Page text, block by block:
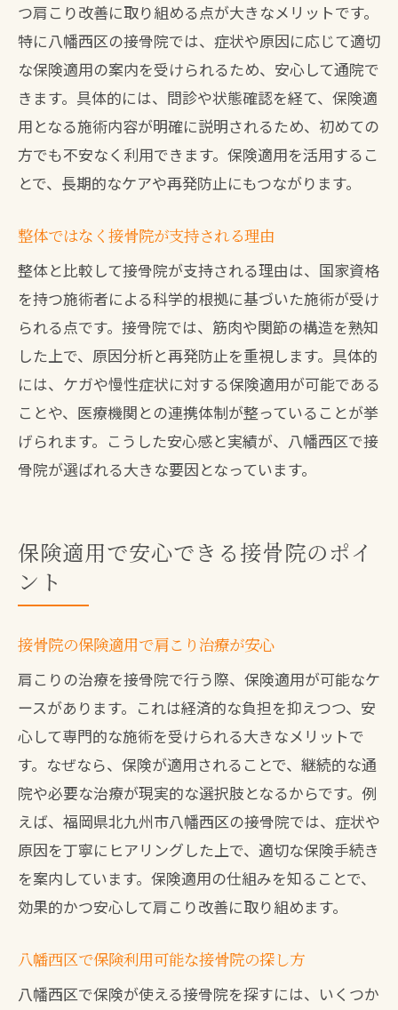
つ肩こり改善に取り組める点が大きなメリットです。
特に八幡西区の接骨院では、症状や原因に応じて適切
な保険適用の案内を受けられるため、安心して通院で
きます。具体的には、問診や状態確認を経て、保険適
用となる施術内容が明確に説明されるため、初めての
方でも不安なく利用できます。保険適用を活用するこ
とで、長期的なケアや再発防止にもつながります。
整体ではなく接骨院が支持される理由
整体と比較して接骨院が支持される理由は、国家資格
を持つ施術者による科学的根拠に基づいた施術が受け
られる点です。接骨院では、筋肉や関節の構造を熟知
した上で、原因分析と再発防止を重視します。具体的
には、ケガや慢性症状に対する保険適用が可能である
ことや、医療機関との連携体制が整っていることが挙
げられます。こうした安心感と実績が、八幡西区で接
骨院が選ばれる大きな要因となっています。
保険適用で安心できる接骨院のポイ
ント
接骨院の保険適用で肩こり治療が安心
肩こりの治療を接骨院で行う際、保険適用が可能なケ
ースがあります。これは経済的な負担を抑えつつ、安
心して専門的な施術を受けられる大きなメリットで
す。なぜなら、保険が適用されることで、継続的な通
院や必要な治療が現実的な選択肢となるからです。例
えば、福岡県北九州市八幡西区の接骨院では、症状や
原因を丁寧にヒアリングした上で、適切な保険手続き
を案内しています。保険適用の仕組みを知ることで、
効果的かつ安心して肩こり改善に取り組めます。
八幡西区で保険利用可能な接骨院の探し方
八幡西区で保険が使える接骨院を探すには、いくつか